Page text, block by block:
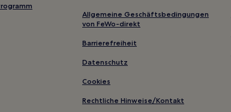
Günstige in Ceará
Hotels mit Parkplatz in Preá
Haustierfreundliche in Preá
Günstige in Guaramiranga
Haustierfreundliche nahe Lagoa do Banana
Allgemeine Geschäftsbedingungen
von FeWo-direkt
Barrierefreiheit
Datenschutz
Cookies
Rechtliche Hinweise/Kontakt